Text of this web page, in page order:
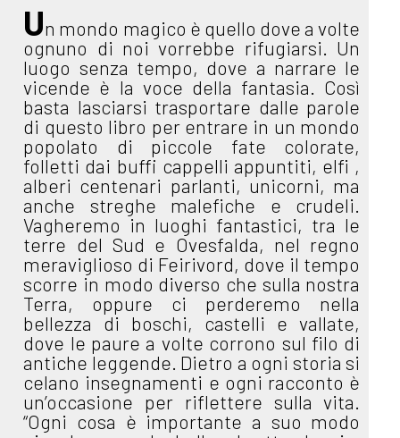
Un mondo magico è quello dove a volte
ognuno di noi vorrebbe rifugiarsi. Un
luogo senza tempo, dove a narrare le
vicende è la voce della fantasia. Così
basta lasciarsi trasportare dalle parole
di questo libro per entrare in un mondo
popolato di piccole fate colorate,
folletti dai buffi cappelli appuntiti, elfi ,
alberi centenari parlanti, unicorni, ma
anche streghe malefiche e crudeli.
Vagheremo in luoghi fantastici, tra le
terre del Sud e Ovesfalda, nel regno
meraviglioso di Feirivord, dove il tempo
scorre in modo diverso che sulla nostra
Terra, oppure ci perderemo nella
bellezza di boschi, castelli e vallate,
dove le paure a volte corrono sul filo di
antiche leggende. Dietro a ogni storia si
celano insegnamenti e ogni racconto è
un’occasione per riflettere sulla vita.
“Ogni cosa è importante a suo modo